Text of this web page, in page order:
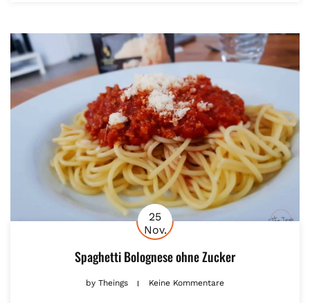
25
Nov.
Spaghetti Bolognese ohne Zucker
by Theings Keine Kommentare